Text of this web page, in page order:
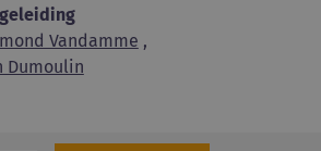
Vandamme ,
Dumoulin